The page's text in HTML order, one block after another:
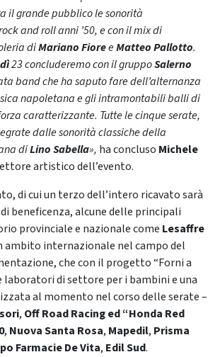
il grande pubblico le sonorità
and roll anni ’50, e con il mix di
diMariano FioreeMatteo Pallotto.
23 concluderemo con il gruppoSalerno
band che ha saputo fare dell’alternanza
napoletana e gli intramontabili balli di
caratterizzante. Tutte le cinque serate,
dalle sonorità classiche della
diLino Sabella», ha concluso Michele
artistico dell’evento.
di cui un terzo dell’intero ricavato sarà
beneficenza, alcune delle principali
provinciale e nazionale come Lesaffre
ambito internazionale nel campo del
che con il progetto “Forni a
laboratori di settore per i bambini e una
al momento nel corso delle serate –
, Off Road Racing ed “Honda Red
, Nuova Santa Rosa, Mapedil, Prisma
Farmacie De Vita, Edil Sud.